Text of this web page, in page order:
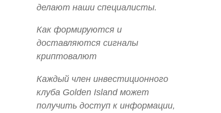
делают наши специалисты.
Как формируются и
доставляются сигналы
криптовалют
Каждый член инвестиционного
клуба Golden Island может
получить доступ к информации,